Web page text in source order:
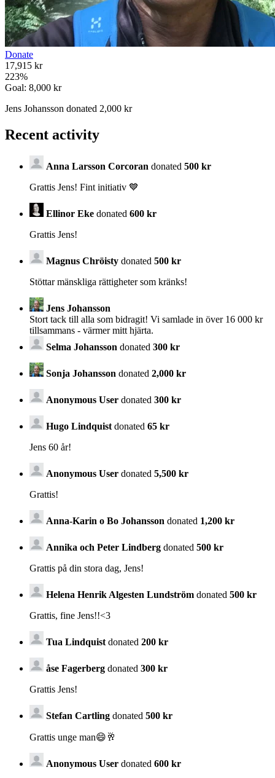
Donate
17,915 kr
223%
Goal: 8,000 kr
Jens Johansson donated 2,000 kr
Recent activity
Anna Larsson Corcoran donated 500 kr
Grattis Jens! Fint initiativ 💙
Ellinor Eke donated 600 kr
Grattis Jens!
Magnus Chröisty donated 500 kr
Stöttar mänskliga rättigheter som kränks!
Jens Johansson
Stort tack till alla som bidragit! Vi samlade in över 16 000 kr
tillsammans - värmer mitt hjärta.
Selma Johansson donated 300 kr
Sonja Johansson donated 2,000 kr
Anonymous User donated 300 kr
Hugo Lindquist donated 65 kr
Jens 60 år!
Anonymous User donated 5,500 kr
Grattis!
Anna-Karin o Bo Johansson donated 1,200 kr
Annika och Peter Lindberg donated 500 kr
Grattis på din stora dag, Jens!
Helena Henrik Algesten Lundström donated 500 kr
Grattis, fine Jens!!<3
Tua Lindquist donated 200 kr
åse Fagerberg donated 300 kr
Grattis Jens!
Stefan Cartling donated 500 kr
Grattis unge man😄🥂
Anonymous User donated 600 kr